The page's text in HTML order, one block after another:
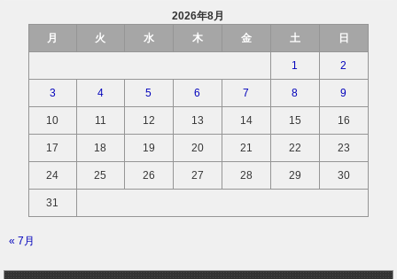
2026年8月
月
火 水 木 金 土 日
1 2
3 4 5 6 7 8 9
10 11 12 13 14 15 16
17 18 19 20 21 22 23
24 25 26 27 28 29 30
31
« 7月